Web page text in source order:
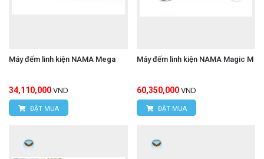
Máy đếm linh kiện NAMA Mega
34,110,000 VND
ĐẶT MUA
Máy đếm linh kiện NAMA Magic M
60,350,000 VND
ĐẶT MUA